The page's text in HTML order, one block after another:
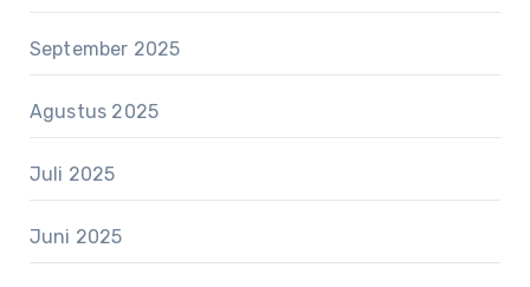
September 2025
Agustus 2025
Juli 2025
Juni 2025